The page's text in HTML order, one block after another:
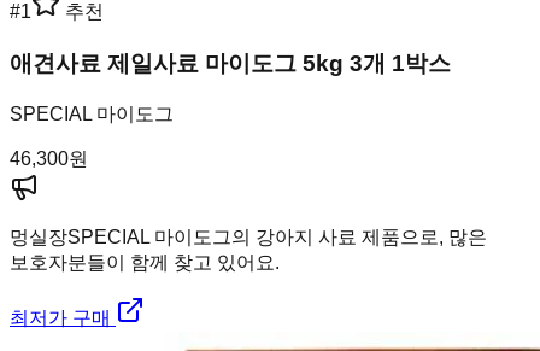
#1 추천
애견사료 제일사료 마이도그 5kg 3개 1박스
SPECIAL 마이도그
46,300원
멍실장SPECIAL 마이도그의 강아지 사료 제품으로, 많은
보호자분들이 함께 찾고 있어요.
최저가 구매